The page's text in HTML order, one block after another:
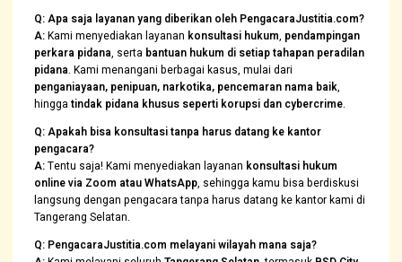
Q: Apa saja layanan yang diberikan oleh PengacaraJustitia.com?
A:Kami menyediakan layanan konsultasi hukum, pendampingan
perkara pidana, serta bantuan hukum di setiap tahapan peradilan
pidana. Kami menangani berbagai kasus, mulai dari
penganiayaan, penipuan, narkotika, pencemaran nama baik,
hinggatindak pidana khusus seperti korupsi dan cybercrime.
Q: Apakah bisa konsultasi tanpa harus datang ke kantor
pengacara?
A:Tentu saja! Kami menyediakan layanan konsultasi hukum
online via Zoom atau WhatsApp, sehingga kamu bisa berdiskusi
langsung dengan pengacara tanpa harus datang ke kantor kami di
Tangerang Selatan.
Q: PengacaraJustitia.com melayani wilayah mana saja?